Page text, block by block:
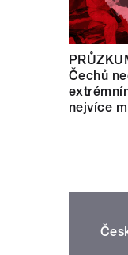
Čechů
nejvíce